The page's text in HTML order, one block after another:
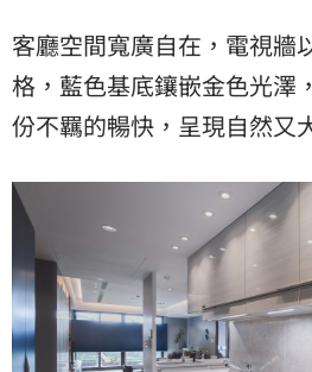
客廳空間寬廣自在，電視牆
格，藍色基底鑲嵌金色光澤
份不羈的暢快，呈現自然又